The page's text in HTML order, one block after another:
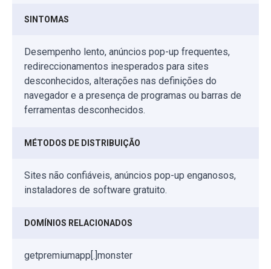
SINTOMAS
Desempenho lento, anúncios pop-up frequentes,
redireccionamentos inesperados para sites
desconhecidos, alterações nas definições do
navegador e a presença de programas ou barras de
ferramentas desconhecidos.
MÉTODOS DE DISTRIBUIÇÃO
Sites não confiáveis, anúncios pop-up enganosos,
instaladores de software gratuito.
DOMÍNIOS RELACIONADOS
getpremiumapp[.]monster